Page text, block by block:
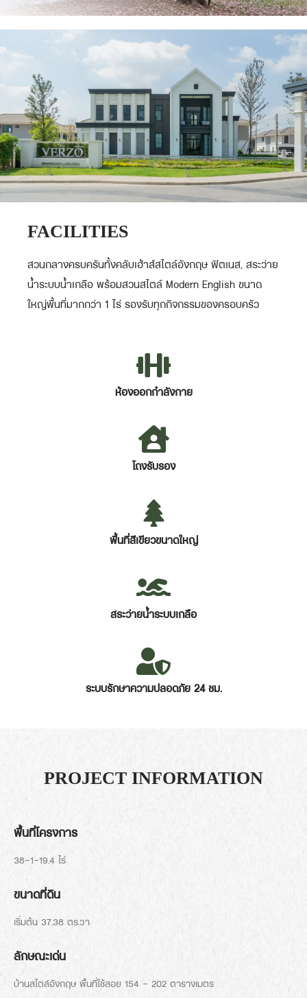
FACILITIES
สวนกลางครบครันทั้งคลับเฮ้าส์สไตล์อังกฤษ ฟิตเนส, สระว่าย
น้ำระบบน้ำเกลือ พร้อมสวนสไตล์ Modern English ขนาด
ใหญ่พื้นที่มากกว่า 1 ไร่ รองรับทุกกิจกรรมของครอบครัว
ห้องออกกำลังกาย
โถงรับรอง
พื้นที่สีเขียวขนาดใหญ่
สระว่ายน้ำระบบเกลือ
ระบบรักษาความปลอดภัย 24 ชม.
PROJECT INFORMATION
พื้นที่โครงการ
38-1-19.4 ไร่
ขนาดที่ดิน
เริ่มต้น 37.38 ตร.วา
ลักษณะเด่น
บ้านสไตล์อังกฤษ พื้นที่ใช้สอย 154 - 202 ตารางเมตร